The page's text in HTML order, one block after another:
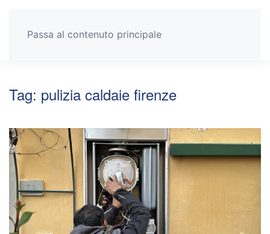
Passa al contenuto principale
Tag: pulizia caldaie firenze